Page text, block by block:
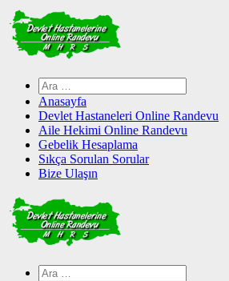
Skip
to
content
Arama:
Anasayfa
Devlet Hastaneleri Online Randevu
Aile Hekimi Online Randevu
Gebelik Hesaplama
Sıkça Sorulan Sorular
Bize Ulaşın
Arama: